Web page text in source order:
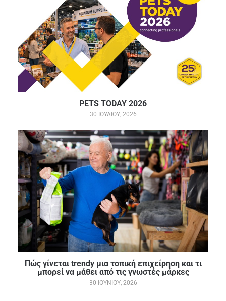
PETS TODAY 2026
30 ΙΟΥΛΊΟΥ, 2026
Πώς γίνεται trendy μια τοπική επιχείρηση και τι
μπορεί να μάθει από τις γνωστές μάρκες
30 ΙΟΥΝΊΟΥ, 2026